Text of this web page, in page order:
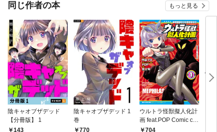
同じ作者の本 もっと見る
陰キャオブザデッド
【分冊版】 1
143
陰キャオブザデッド 1
巻
770
ウルトラ怪獣擬人化計
画 feat.POP Comic co
de 1
704